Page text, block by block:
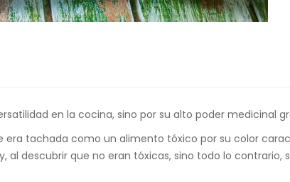
en la cocina, sino por su alto poder medicinal
tachada como un alimento tóxico por su color
al descubrir que no eran tóxicas, sino todo lo